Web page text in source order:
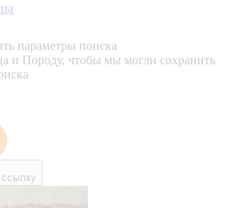
параметры поиска
и Породу, чтобы мы могли сохранить